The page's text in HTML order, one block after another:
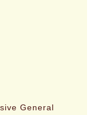
General